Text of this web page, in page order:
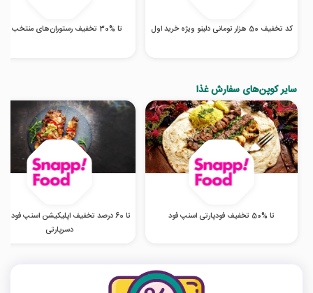
کد تخفیف 50 هزار تومانی دلینو ویژه خرید اول تا %30 تخفیف رستوران‌های منتخب دلینو
سایر کوپن‌های سفارش غذا
تا %50 تخفیف فودپارتی اسنپ فود
تا 60 درصد تخفیف اپلیکیشن اسنپ فود
دسرپارتی